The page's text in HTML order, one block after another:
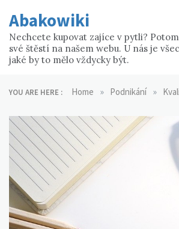
content
Abakowiki
Nechcete kupovat zajíce v pytli?
své štěstí na našem webu. U nás je
jaké by to mělo vždycky být.
YOU ARE HERE : Home » Podnikání »